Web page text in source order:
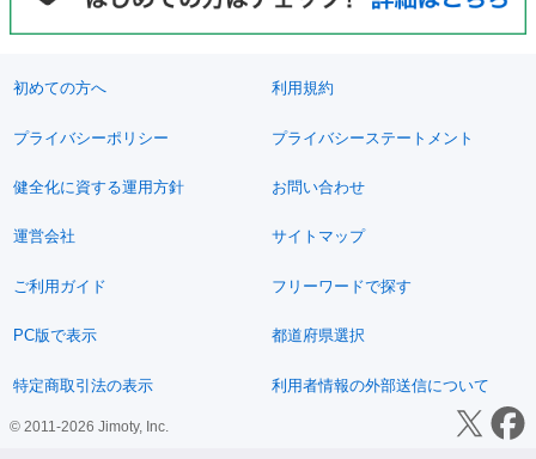
初めての方へ 利用規約
プライバシーポリシー プライバシーステートメント
健全化に資する運用方針 お問い合わせ
運営会社 サイトマップ
ご利用ガイド フリーワードで探す
PC版で表示 都道府県選択
特定商取引法の表示 利用者情報の外部送信について
© 2011-2026 Jimoty, Inc.